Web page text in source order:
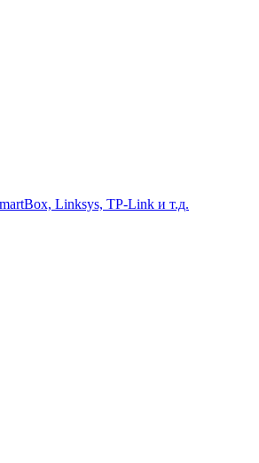
Linksys, TP-Link и т.д.